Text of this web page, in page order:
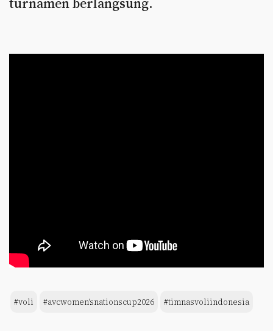
#voli #avcwomen'snationscup2026 #timnasvoliindonesia